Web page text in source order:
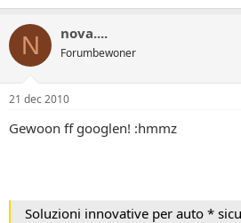
N nova....
Forumbewoner
21 dec 2010
Gewoon ff googlen! :hmmz
Soluzioni innovative per auto * sicurezza,